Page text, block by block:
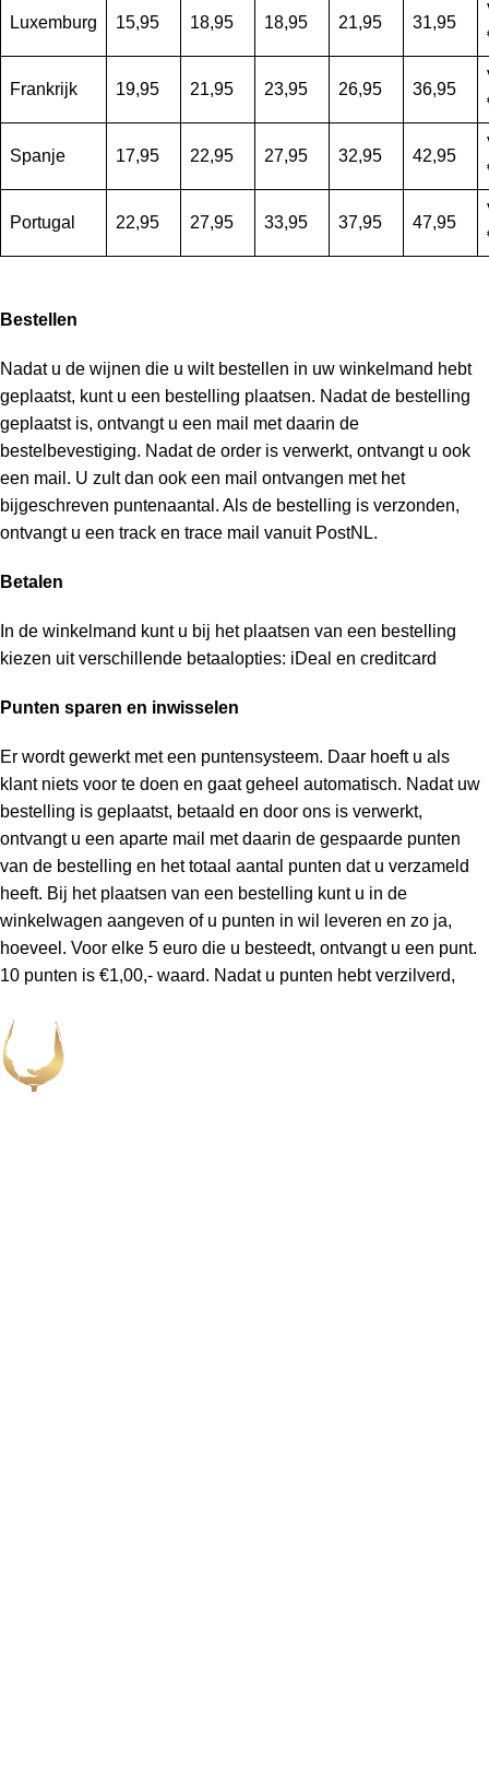
Luxemburg 15,95 18,95 18,95 21,95 31,95
Frankrijk 19,95 21,95 23,95 26,95 36,95
Spanje 17,95 22,95 27,95 32,95 42,95
Portugal 22,95 27,95 33,95 37,95 47,95
Bestellen
Nadat u de wijnen die u wilt bestellen in uw winkelmand hebt
geplaatst, kunt u een bestelling plaatsen. Nadat de bestelling
geplaatst is, ontvangt u een mail met daarin de
bestelbevestiging. Nadat de order is verwerkt, ontvangt u ook
een mail. U zult dan ook een mail ontvangen met het
bijgeschreven puntenaantal. Als de bestelling is verzonden,
ontvangt u een track en trace mail vanuit PostNL.
Betalen
In de winkelmand kunt u bij het plaatsen van een bestelling
kiezen uit verschillende betaalopties: iDeal en creditcard
Punten sparen en inwisselen
Er wordt gewerkt met een puntensysteem. Daar hoeft u als
klant niets voor te doen en gaat geheel automatisch. Nadat uw
bestelling is geplaatst, betaald en door ons is verwerkt,
ontvangt u een aparte mail met daarin de gespaarde punten
van de bestelling en het totaal aantal punten dat u verzameld
heeft. Bij het plaatsen van een bestelling kunt u in de
winkelwagen aangeven of u punten in wil leveren en zo ja,
hoeveel. Voor elke 5 euro die u besteedt, ontvangt u een punt.
10 punten is €1,00,- waard. Nadat u punten hebt verzilverd,
Leveren